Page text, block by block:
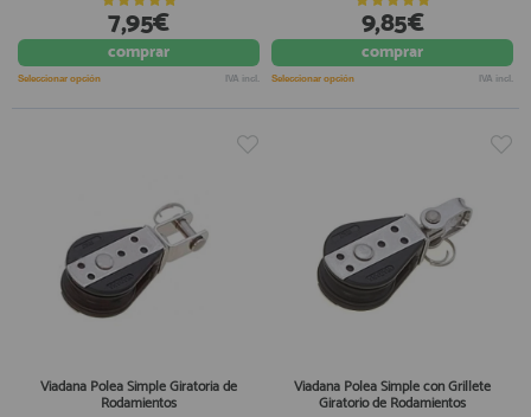
7,95€
comprar
Seleccionar opción IVA incl.
9,85€
comprar
Seleccionar opción IVA incl.
Viadana Polea Simple Giratoria de
Rodamientos
Viadana Polea Simple con Grillete
Giratorio de Rodamientos